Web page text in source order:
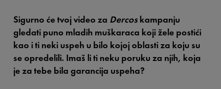
Sigurno će tvoj video za Dercoskampanju
gledati puno mladih muškaraca koji žele postići
kao i ti neki uspeh u bilo kojoj oblasti za koju su
se opredelili. Imaš li ti neku poruku za njih, koja
je za tebe bila garancija uspeha?